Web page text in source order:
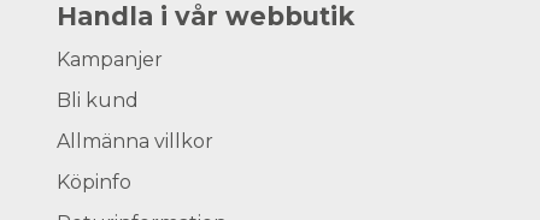
Handla i vår webbutik
Kampanjer
Bli kund
Allmänna villkor
Köpinfo